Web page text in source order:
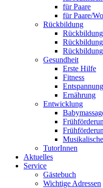
für Paare
für Paare/
Rückbildung
Gesundheit
Erste Hilfe
Fitness
Entspannung
Ernährung
Entwicklung
TutorInnen
Aktuelles
Service
Gästebuch
Wichtige Adressen